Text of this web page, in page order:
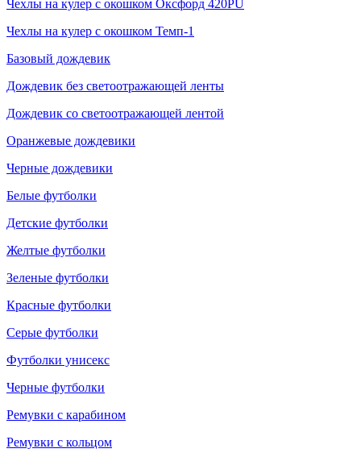
Чехлы на кулер с окошком Оксфорд 420PU
Чехлы на кулер с окошком Темп-1
Базовый дождевик
Дождевик без светоотражающей ленты
Дождевик со светоотражающей лентой
Оранжевые дождевики
Черные дождевики
Белые футболки
Детские футболки
Желтые футболки
Зеленые футболки
Красные футболки
Серые футболки
Футболки унисекс
Черные футболки
Ремувки с карабином
Ремувки с кольцом